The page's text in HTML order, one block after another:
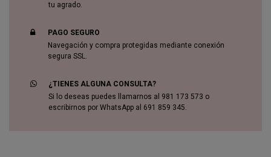
tu agrado.
PAGO SEGURO
Navegación y compra protegidas mediante conexión
segura SSL.
¿TIENES ALGUNA CONSULTA?
Si lo deseas puedes llamarnos al 981 173 573 o
escribirnos por WhatsApp al 691 859 345.